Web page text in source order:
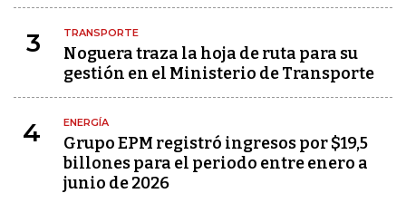
3 TRANSPORTE
Noguera traza la hoja de ruta para su
gestión en el Ministerio de Transporte
4 ENERGÍA
Grupo EPM registró ingresos por $19,5
billones para el periodo entre enero a
junio de 2026